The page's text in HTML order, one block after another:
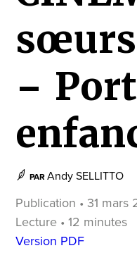
–
PAR Andy SELLITTO
Publication • 31 mars
Lecture • 12 minutes
Version PDF